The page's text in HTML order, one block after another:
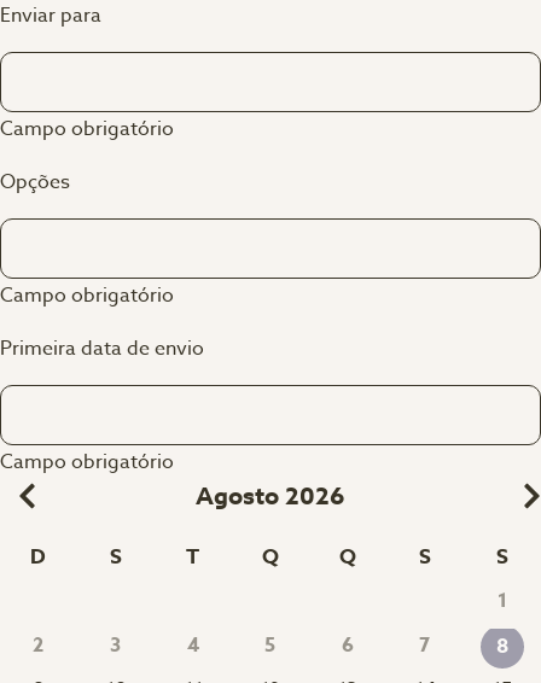
Enviar para
Campo obrigatório
Opções
Campo obrigatório
Primeira data de envio
Campo obrigatório
Agosto 2026
D S T Q Q S S
1
2
3 4 5 6 7
8